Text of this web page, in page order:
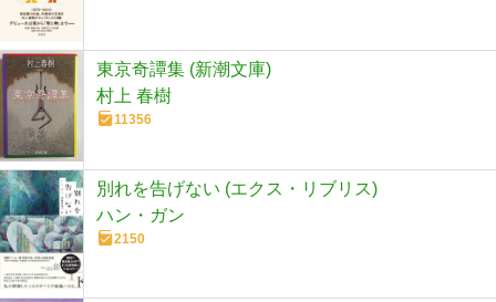
東京奇譚集 (新潮文庫)
村上 春樹
11356
別れを告げない (エクス・リブリス)
ハン・ガン
2150